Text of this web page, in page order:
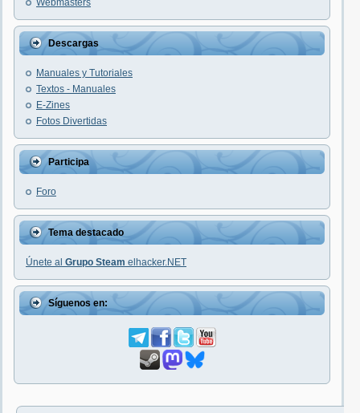
Webmasters
Descargas
Manuales y Tutoriales
Textos - Manuales
E-Zines
Fotos Divertidas
Participa
Foro
Tema destacado
Únete al Grupo Steam elhacker.NET
Síguenos en: